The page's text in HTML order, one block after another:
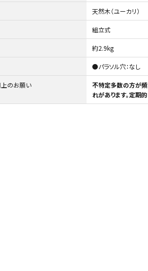
デコレーション
天然木（ユーカリ）
組立式
約2.9kg
●パラソル穴：なし
のお願い
不特定多数の方が
れがあります。定期